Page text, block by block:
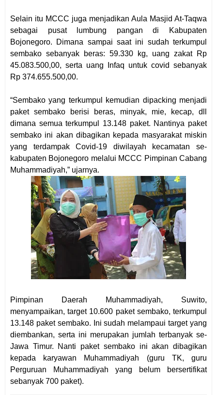
Selain itu MCCC juga menjadikan Aula Masjid At-Taqwa
sebagai pusat lumbung pangan di Kabupaten
Bojonegoro. Dimana sampai saat ini sudah terkumpul
sembako sebanyak beras: 59.330 kg, uang zakat Rp
45.083.500,00, serta uang Infaq untuk covid sebanyak
Rp 374.655.500,00.
“Sembako yang terkumpul kemudian dipacking menjadi
paket sembako berisi beras, minyak, mie, kecap, dll
dimana semua terkumpul 13.148 paket. Nantinya paket
sembako ini akan dibagikan kepada masyarakat miskin
yang terdampak Covid-19 diwilayah kecamatan se-
kabupaten Bojonegoro melalui MCCC Pimpinan Cabang
Muhammadiyah,” ujarnya.
Pimpinan Daerah Muhammadiyah, Suwito,
menyampaikan, target 10.600 paket sembako, terkumpul
13.148 paket sembako. Ini sudah melampaui target yang
diembankan, serta ini merupakan jumlah terbanyak se-
Jawa Timur. Nanti paket sembako ini akan dibagikan
kepada karyawan Muhammadiyah (guru TK, guru
Perguruan Muhammadiyah yang belum bersertifikat
sebanyak 700 paket).